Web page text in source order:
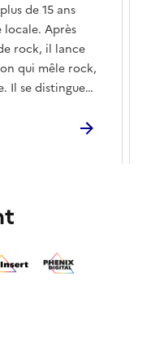
de 15 ans
locale. Après
rock, il lance
qui mêle rock,
Il se distingue